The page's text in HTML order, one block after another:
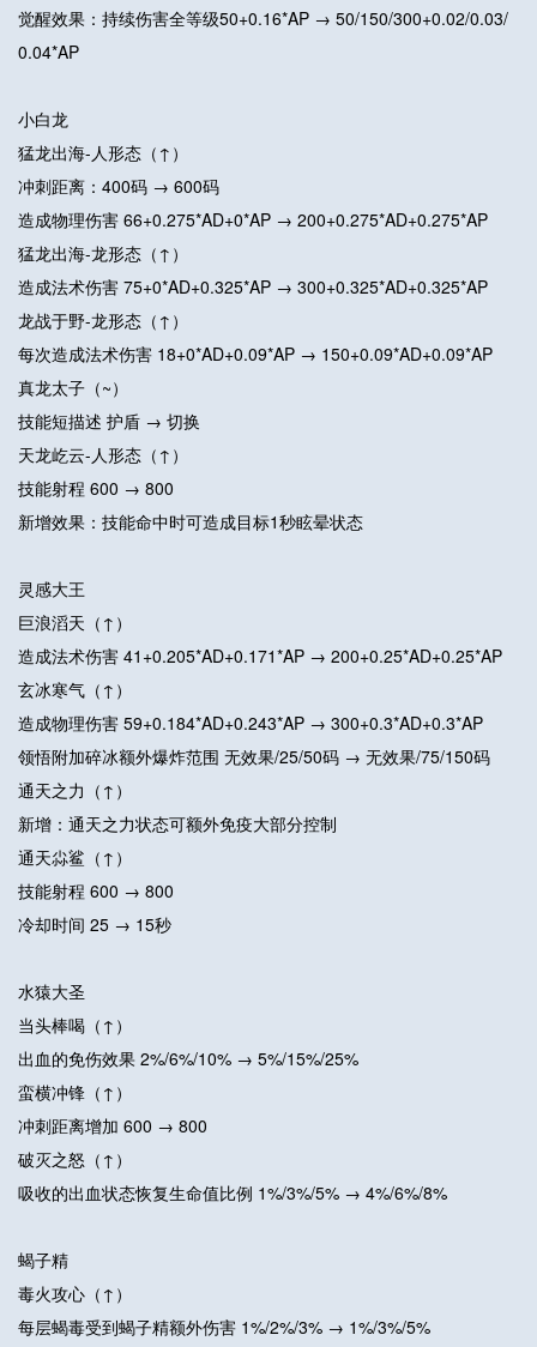
觉醒效果：持续伤害全等级50+0.16*AP → 50/150/300+0.02/0.03/
0.04*AP
小白龙
猛龙出海-人形态（↑）
冲刺距离：400码 → 600码
造成物理伤害 66+0.275*AD+0*AP → 200+0.275*AD+0.275*AP
猛龙出海-龙形态（↑）
造成法术伤害 75+0*AD+0.325*AP → 300+0.325*AD+0.325*AP
龙战于野-龙形态（↑）
每次造成法术伤害 18+0*AD+0.09*AP → 150+0.09*AD+0.09*AP
真龙太子（~）
技能短描述 护盾 → 切换
天龙屹云-人形态（↑）
技能射程 600 → 800
新增效果：技能命中时可造成目标1秒眩晕状态
灵感大王
巨浪滔天（↑）
造成法术伤害 41+0.205*AD+0.171*AP → 200+0.25*AD+0.25*AP
玄冰寒气（↑）
造成物理伤害 59+0.184*AD+0.243*AP → 300+0.3*AD+0.3*AP
领悟附加碎冰额外爆炸范围 无效果/25/50码 → 无效果/75/150码
通天之力（↑）
新增：通天之力状态可额外免疫大部分控制
通天尛鲨（↑）
技能射程 600 → 800
冷却时间 25 → 15秒
水猿大圣
当头棒喝（↑）
出血的免伤效果 2%/6%/10% → 5%/15%/25%
蛮横冲锋（↑）
冲刺距离增加 600 → 800
破灭之怒（↑）
吸收的出血状态恢复生命值比例 1%/3%/5% → 4%/6%/8%
蝎子精
毒火攻心（↑）
每层蝎毒受到蝎子精额外伤害 1%/2%/3% → 1%/3%/5%